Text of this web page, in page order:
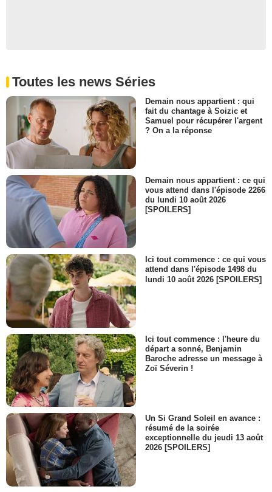
Toutes les news Séries
Demain nous appartient : qui
fait du chantage à Soizic et
Samuel pour récupérer l'argent
? On a la réponse
Demain nous appartient : ce qui
vous attend dans l'épisode 2266
du lundi 10 août 2026
[SPOILERS]
Ici tout commence : ce qui vous
attend dans l'épisode 1498 du
lundi 10 août 2026 [SPOILERS]
Ici tout commence : l'heure du
départ a sonné, Benjamin
Baroche adresse un message à
Zoï Séverin !
Un Si Grand Soleil en avance :
résumé de la soirée
exceptionnelle du jeudi 13 août
2026 [SPOILERS]